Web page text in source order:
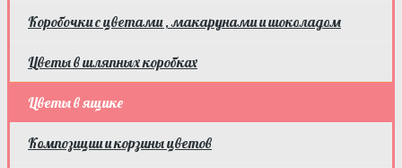
Коробочки с цветами , макарунами и шоколадом
Цветы в шляпных коробках
Цветы в ящике
Композиции и корзины цветов